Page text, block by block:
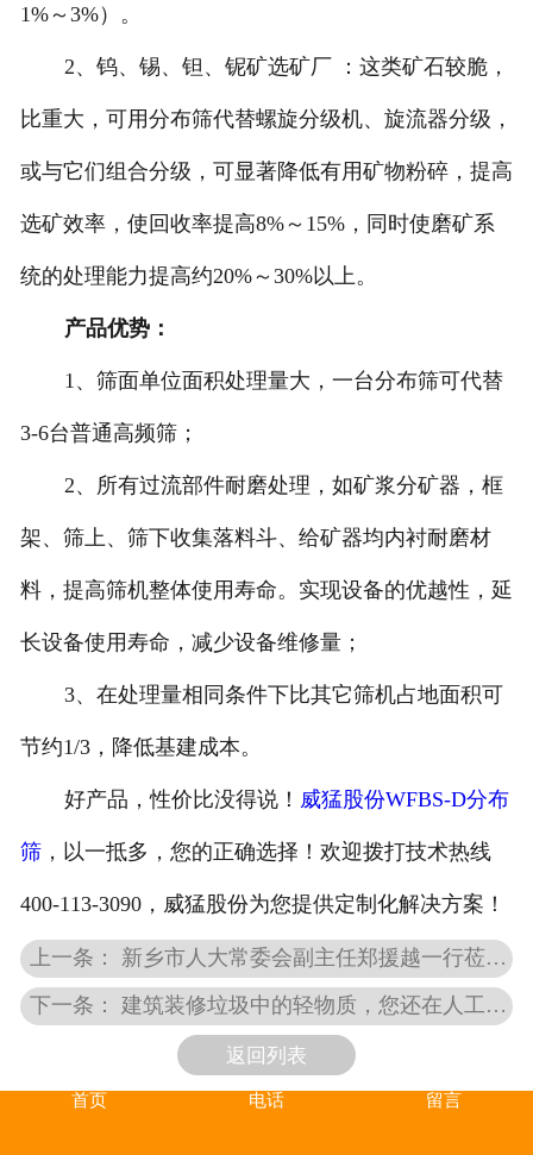
1%～3%）。
2、钨、锡、钽、铌矿选矿厂 ：这类矿石较脆，
比重大，可用分布筛代替螺旋分级机、旋流器分级，
或与它们组合分级，可显著降低有用矿物粉碎，提高
选矿效率，使回收率提高8%～15%，同时使磨矿系
统的处理能力提高约20%～30%以上。
产品优势：
1、筛面单位面积处理量大，一台分布筛可代替
3-6台普通高频筛；
2、所有过流部件耐磨处理，如矿浆分矿器，框
架、筛上、筛下收集落料斗、给矿器均内衬耐磨材
料，提高筛机整体使用寿命。实现设备的优越性，延
长设备使用寿命，减少设备维修量；
3、在处理量相同条件下比其它筛机占地面积可
节约1/3，降低基建成本。
好产品，性价比没得说！ 威猛股份WFBS-D分布
筛，以一抵多，您的正确选择！欢迎拨打技术热线
400-113-3090，威猛股份为您提供定制化解决方案！
上一条： 新乡市人大常委会副主任郑援越一行莅临威猛股份调研参观
下一条： 建筑装修垃圾中的轻物质，您还在人工分拣吗？快来看看威猛的利器
返回列表
首页 电话 留言